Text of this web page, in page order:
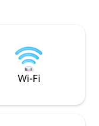
kwadratowych.
na przyjazd ze
Przepraszamy. *pobyt obejmuje dostęp
tylko do części
sklepowej.
Wi-Fi